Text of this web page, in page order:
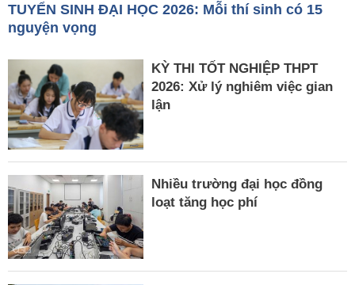
TUYỂN SINH ĐẠI HỌC 2026: Mỗi thí sinh có 15
nguyện vọng
KỲ THI TỐT NGHIỆP THPT
2026: Xử lý nghiêm việc gian
lận
Nhiều trường đại học đồng
loạt tăng học phí